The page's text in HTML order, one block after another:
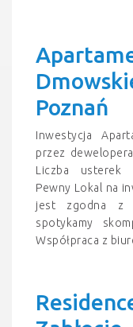
Poznań
Inwestycja
przez
Liczba usterek
Pewny Lokal na
jest zgodna z
spotykamy
Współpraca z